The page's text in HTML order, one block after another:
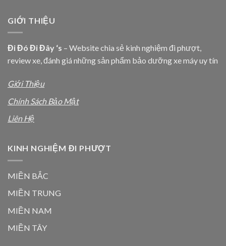
GIỚI THIỆU
Đi Đó Đi Đây ‘s – Website chia sẻ kinh nghiệm đi phượt,
review xe, đánh giá những sản phẩm bảo dưỡng xe máy uy tín
Giới Thiệu
Chính Sách Bảo Mật
Liên Hệ
KINH NGHIỆM ĐI PHƯỢT
MIỀN BẮC
MIỀN TRUNG
MIỀN NAM
MIỀN TÂY